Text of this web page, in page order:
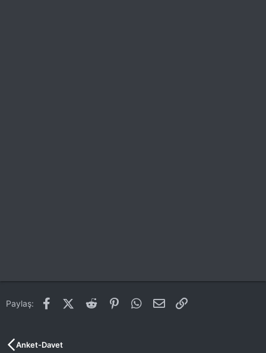
Paylaş: FacebookX (Twitter)
Reddit PinterestWhatsApp
E-posta
Anket-Davet